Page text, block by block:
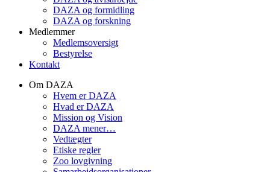
DAZA og formidling
DAZA og forskning
Medlemmer
Medlemsoversigt
Bestyrelse
Kontakt
Om DAZA
Hvem er DAZA
Hvad er DAZA
Mission og Vision
DAZA mener…
Vedtægter
Etiske regler
Zoo lovgivning